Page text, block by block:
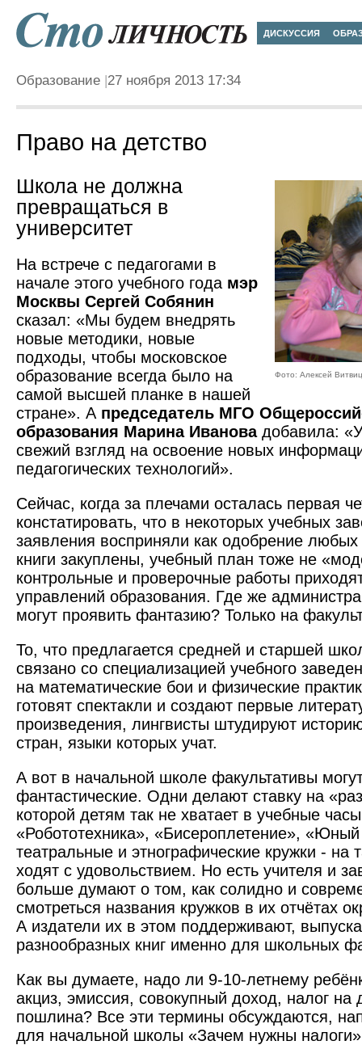
ДИСКУССИЯ
Образование 27 ноября 2013 17:34
Право на детство
Фото: Алексей
Школа не должна
превращаться в
университет
На встрече с педагогами в
начале этого учебного года мэр
Москвы Сергей Собянин
сказал: «Мы будем внедрять
новые методики, новые
подходы, чтобы московское
образование всегда было на
самой высшей планке в нашей
стране». А председатель МГО
образования Марина Ивановадобавила:
свежий взгляд на освоение новых
педагогических технологий».
Сейчас, когда за плечами осталась первая
констатировать, что в некоторых учебных
заявления восприняли как одобрение
книги закуплены, учебный план тоже не
контрольные и проверочные работы
управлений образования. Где же
могут проявить фантазию? Только на
То, что предлагается средней и старшей
связано со специализацией учебного
на математические бои и физические
готовят спектакли и создают первые
произведения, лингвисты штудируют
стран, языки которых учат.
А вот в начальной школе факультативы
фантастические. Одни делают ставку на
которой детям так не хватает в учебные
«Робототехника», «Бисероплетение»,
театральные и этнографические кружки - на
ходят с удовольствием. Но есть учителя и
больше думают о том, как солидно и
смотреться названия кружков в их отчётах
А издатели их в этом поддерживают,
разнообразных книг именно для школьных
Как вы думаете, надо ли 9-10-летнему
акциз, эмиссия, совокупный доход, налог на
пошлина? Все эти термины обсуждаются,
для начальной школы «Зачем нужны